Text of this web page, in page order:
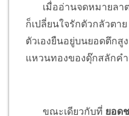
เมื่ออ่านจดหมายลาต
ก็เปลี่ยนใจรักตัวกลัวต
ตัวเองยืนอยู่บนยอดตึก
แหวนทองของดุ๊กสลักค
ขณะเดียวกับที่ ยอด